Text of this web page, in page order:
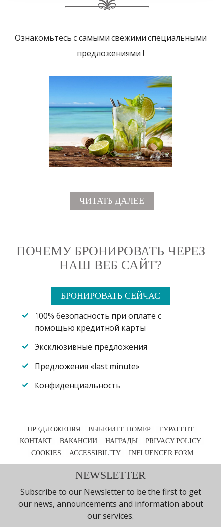
Ознакомьтесь с самыми свежими специальными
предложениями !
ЧИТАТЬ ДАЛЕЕ
ПОЧЕМУ БРОНИРОВАТЬ ЧЕРЕЗ
НАШ ВЕБ САЙТ?
БРОНИРОВАТЬ СЕЙЧАС
100% безопасность при оплате с
помощью кредитной карты
Эксклюзивные предложения
Предложения «last minute»
Конфиденциальность
ПРЕДЛОЖЕНИЯ ВЫБЕРИТЕ НОМЕР
ТУРАГЕНТ
КОНТАКТ
ВАКАНСИИ НАГРАДЫ
PRIVACY POLICY
COOKIES
ACCESSIBILITY INFLUENCER FORM
NEWSLETTER
Subscribe to our Newsletter to be the first to get
our news, announcements and information about
our services.